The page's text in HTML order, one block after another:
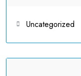
Uncategorized